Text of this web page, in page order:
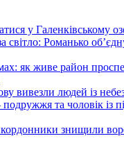
у Галенківському
світло: Романько
як живе район
вивезли людей із
та чоловік із
знищили